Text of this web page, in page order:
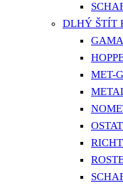
DLHÝ ŠTÍT
MET-